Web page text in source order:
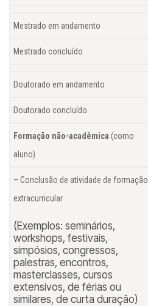
Mestrado em andamento
Mestrado concluído
Doutorado em andamento
Doutorado concluído
Formação não-acadêmica (como
aluno)
– Conclusão de atividade de formação
extracurricular
(Exemplos: seminários,
workshops, festivais,
simpósios, congressos,
palestras, encontros,
masterclasses, cursos
extensivos, de férias ou
similares, de curta duração)